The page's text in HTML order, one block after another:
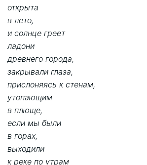
открыта
в лето,
и солнце греет
ладони
древнего города,
закрывали глаза,
прислоняясь к стенам,
утопающим
в плюще,
если мы были
в горах,
выходили
к реке по утрам